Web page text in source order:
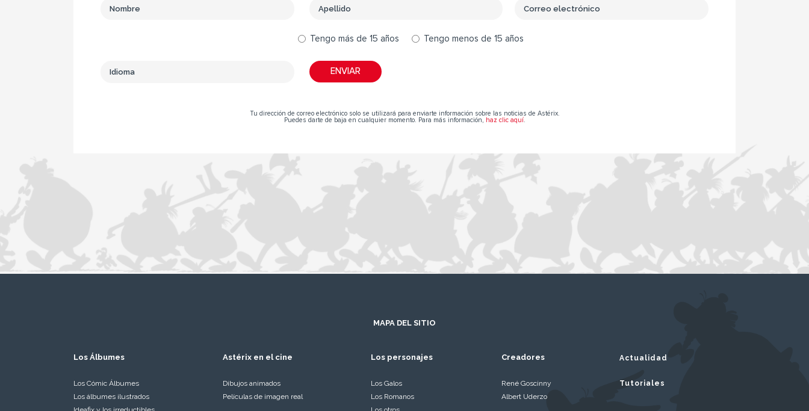
Tengo más de 15 años Tengo menos de 15 años
Tu dirección de correo electrónico solo se utilizará para enviarte información sobre las noticias de Astérix.
Puedes darte de baja en cualquier momento. Para más información,
haz clic aquí.
MAPA DEL SITIO
Los Álbumes
Los Cómic Álbumes
Los álbumes ilustrados
Astérix en el cine
Dibujos animados
Películas de imagen real
Los personajes
Los Galos
Los Romanos
Creadores
René Goscinny
Albert Uderzo
Actualidad
Tutoriales